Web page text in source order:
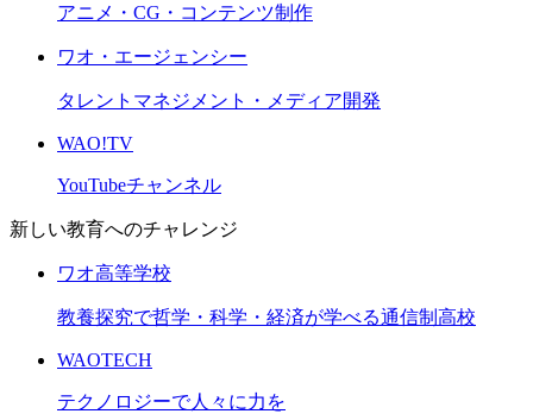
アニメ・CG・コンテンツ制作
ワオ・エージェンシー
タレントマネジメント・メディア開発
WAO!TV
YouTubeチャンネル
新しい教育へのチャレンジ
ワオ高等学校
教養探究で哲学・科学・経済が学べる通信制高校
WAOTECH
テクノロジーで人々に力を